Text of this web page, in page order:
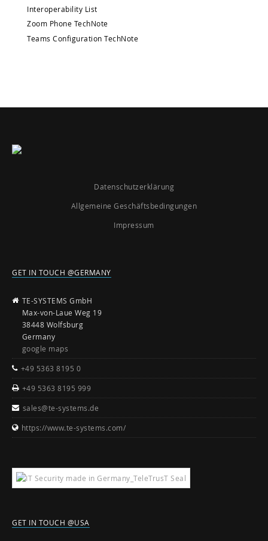
Interoperability List
Zoom Phone TechNote
Teams Configuration TechNote
Datenschutzerklärung
Allgemeine Geschäftsbedingungen
Impressum
GET IN TOUCH @GERMANY
TE-SYSTEMS GmbH
Max-von-Laue Weg 19
38448 Wolfsburg
Germany
google maps
+49 5363 8195 0
+49 5363 8195 999
sales@te-systems.de
https://www.te-systems.com/
GET IN TOUCH @USA